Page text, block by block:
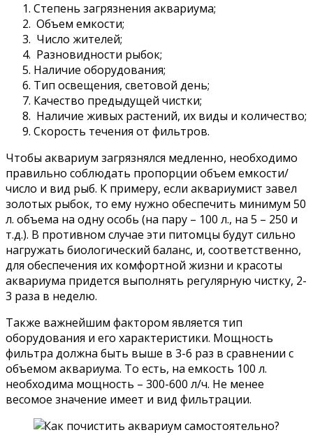
Степень загрязнения аквариума;
Объем емкости;
Число жителей;
Разновидности рыбок;
Наличие оборудования;
Тип освещения, световой день;
Качество предыдущей чистки;
Наличие живых растений, их виды и количество;
Скорость течения от фильтров.
Чтобы аквариум загрязнялся медленно, необходимо
правильно соблюдать пропорции объем емкости/
число и вид рыб. К примеру, если аквариумист завел
золотых рыбок, то ему нужно обеспечить минимум 50
л. объема на одну особь (на пару – 100 л., на 5 – 250 и
т.д.). В противном случае эти питомцы будут сильно
нагружать биологический баланс, и, соответственно,
для обеспечения их комфортной жизни и красоты
аквариума придется выполнять регулярную чистку, 2-
3 раза в неделю.
Также важнейшим фактором является тип
оборудования и его характеристики. Мощность
фильтра должна быть выше в 3-6 раз в сравнении с
объемом аквариума. То есть, на емкость 100 л.
необходима мощность – 300-600 л/ч. Не менее
весомое значение имеет и вид фильтрации.